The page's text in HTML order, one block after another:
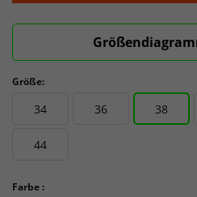
Größe:
34 36 38
44
Farbe :